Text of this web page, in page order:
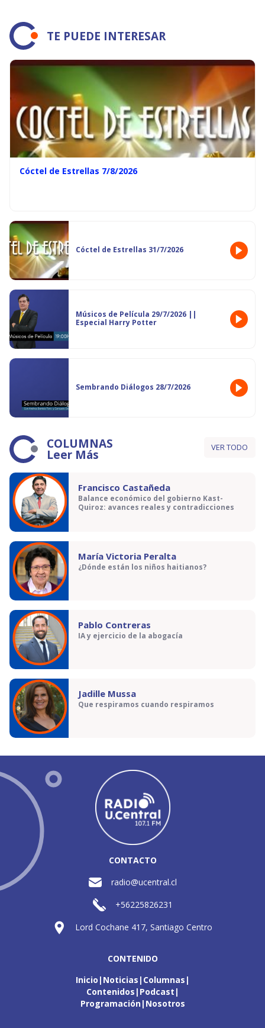
TE PUEDE INTERESAR
Cóctel de Estrellas 7/8/2026
Cóctel de Estrellas 31/7/2026
Músicos de Película 29/7/2026 ||
Especial Harry Potter
Sembrando Diálogos 28/7/2026
COLUMNAS
Leer Más VER TODO
Francisco Castañeda
Balance económico del gobierno Kast-
Quiroz: avances reales y contradicciones
María Victoria Peralta
¿Dónde están los niños haitianos?
Pablo Contreras
IA y ejercicio de la abogacía
Jadille Mussa
Que respiramos cuando respiramos
CONTACTO
radio@ucentral.cl
+56225826231
Lord Cochane 417, Santiago Centro
CONTENIDO
Inicio Noticias Columnas
Contenidos Podcast
Programación Nosotros